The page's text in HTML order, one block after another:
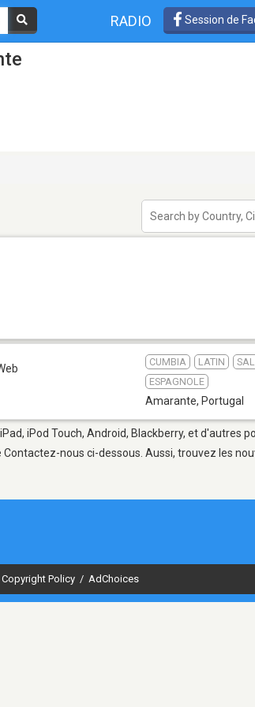
RADIO Session de
CUMBIA LATIN
ESPAGNOLE
Amarante, Portugal
iPod Touch, Android, Blackberry, et d'autres
nous ci-dessous. Aussi, trouvez les
Copyright Policy / AdChoices